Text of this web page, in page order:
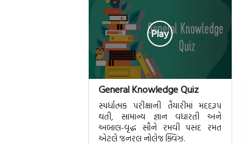
Play
General Knowledge Quiz
સ્પર્ધાત્મક પરીક્ષાની તૈયારીમાં મદદરૂપ
થતી, સામાન્ય જ્ઞાન વધારતી અને
અબાલ-વૃદ્ધ સૌને રમવી પસંદ રમત
એટલે જનરલ નોલેજ ક્વિઝ.